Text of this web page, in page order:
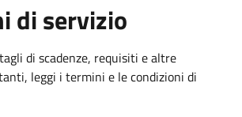
di servizio
di scadenze, requisiti e altre
leggi i termini e le condizioni di